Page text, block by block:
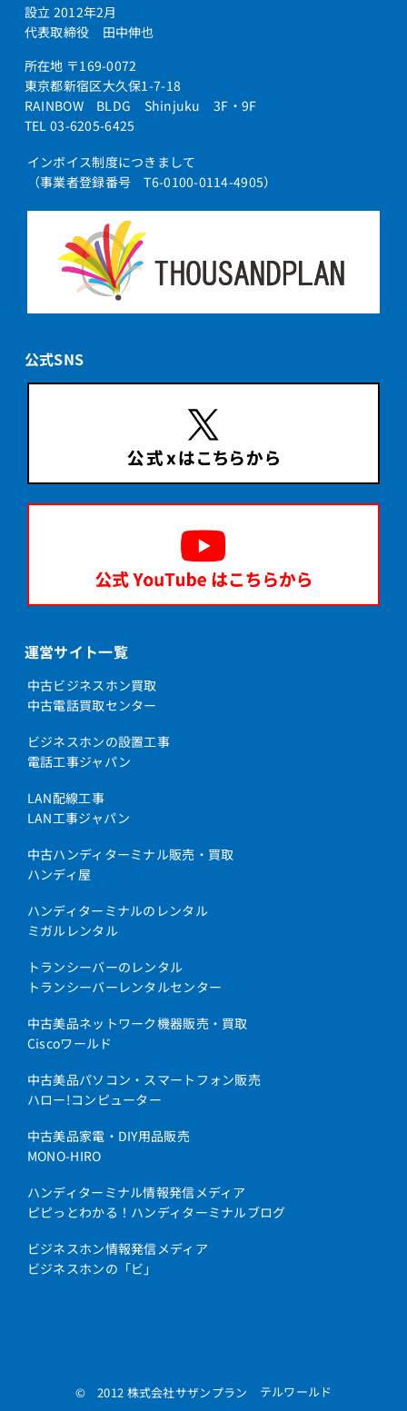
設立 2012年2月
代表取締役 田中伸也
所在地 〒169-0072
東京都新宿区大久保1-7-18
RAINBOW BLDG Shinjuku 3F・9F
TEL 03-6205-6425
インボイス制度につきまして
（事業者登録番号 T6-0100-0114-4905）
公式SNS
運営サイト一覧
中古ビジネスホン買取
中古電話買取センター
ビジネスホンの設置工事
電話工事ジャパン
LAN配線工事
LAN工事ジャパン
中古ハンディターミナル販売・買取
ハンディ屋
ハンディターミナルのレンタル
ミガルレンタル
トランシーバーのレンタル
トランシーバーレンタルセンター
中古美品ネットワーク機器販売・買取
Ciscoワールド
中古美品パソコン・スマートフォン販売
ハロー!コンピューター
中古美品家電・DIY用品販売
MONO-HIRO
ハンディターミナル情報発信メディア
ピピっとわかる！ハンディターミナルブログ
ビジネスホン情報発信メディア
ビジネスホンの「ビ」
© 2012 株式会社サザンプラン テルワールド